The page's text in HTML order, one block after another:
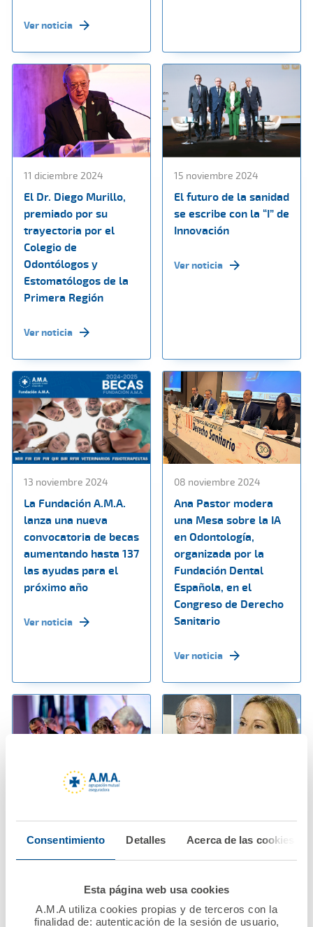
Consentimiento Detalles Acerca de las cookies
Esta página web usa cookies
A.M.A utiliza cookies propias y de terceros con la
finalidad de: autenticación de la sesión de usuario,
Ver noticia
11 diciembre 2024
El Dr. Diego Murillo,
premiado por su
trayectoria por el
Colegio de
Odontólogos y
Estomatólogos de la
Primera Región
Ver noticia
15 noviembre 2024
El futuro de la sanidad
se escribe con la “I” de
Innovación
Ver noticia
13 noviembre 2024
La Fundación A.M.A.
lanza una nueva
convocatoria de becas
aumentando hasta 137
las ayudas para el
próximo año
Ver noticia
08 noviembre 2024
Ana Pastor modera
una Mesa sobre la IA
en Odontología,
organizada por la
Fundación Dental
Española, en el
Congreso de Derecho
Sanitario
Ver noticia
artificial, a debate en
la Mesa moderada
Directora General de
A.M.A. en el Congreso
700.000 euros para
ayudar a los
sanitarios afectados
por la DANA